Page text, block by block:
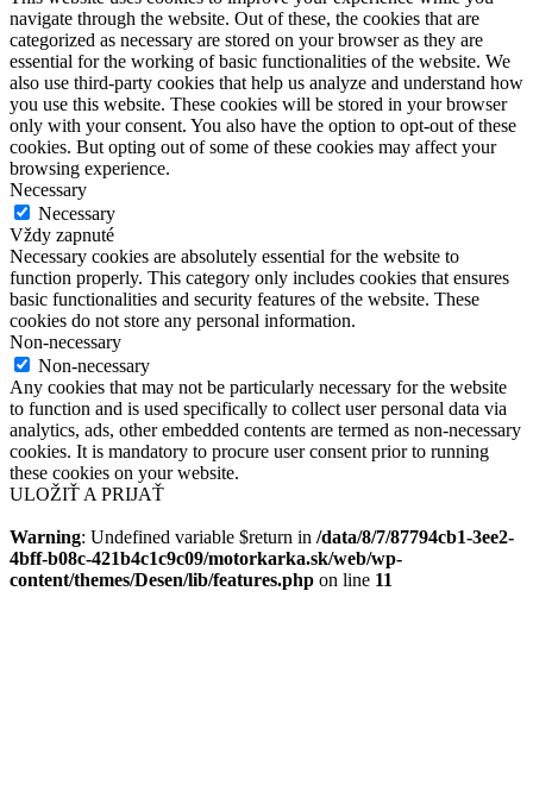
navigate through the website. Out of these, the cookies that are
categorized as necessary are stored on your browser as they are
essential for the working of basic functionalities of the website. We
also use third-party cookies that help us analyze and understand how
you use this website. These cookies will be stored in your browser
only with your consent. You also have the option to opt-out of these
cookies. But opting out of some of these cookies may affect your
browsing experience.
Necessary
Necessary
Vždy zapnuté
Necessary cookies are absolutely essential for the website to
function properly. This category only includes cookies that ensures
basic functionalities and security features of the website. These
cookies do not store any personal information.
Non-necessary
Non-necessary
Any cookies that may not be particularly necessary for the website
to function and is used specifically to collect user personal data via
analytics, ads, other embedded contents are termed as non-necessary
cookies. It is mandatory to procure user consent prior to running
these cookies on your website.
ULOŽIŤ A PRIJAŤ
Warning: Undefined variable $return in /data/8/7/87794cb1-3ee2-
4bff-b08c-421b4c1c9c09/motorkarka.sk/web/wp-
content/themes/Desen/lib/features.php on line 11